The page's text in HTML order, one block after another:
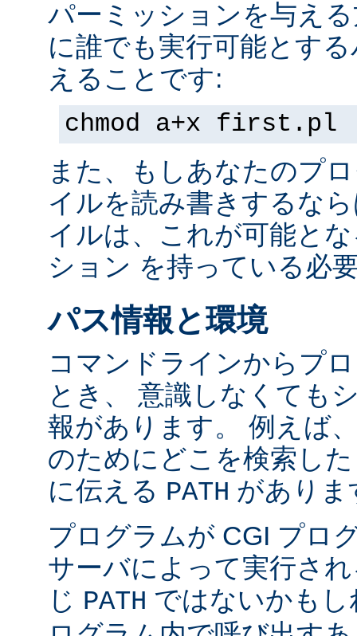
パーミッションを与え
に誰でも実行可能とす
えることです:
chmod a+x first.pl
また、もしあなたのプ
イルを読み書きするな
イルは、これが可能と
ション を持っている必
パス情報と環境
コマンドラインからプ
とき、 意識しなくても
報があります。 例えば
のためにどこを検索し
に伝える PATH がありま
プログラムが CGI プロ
サーバによって実行さ
じ PATH ではないかも